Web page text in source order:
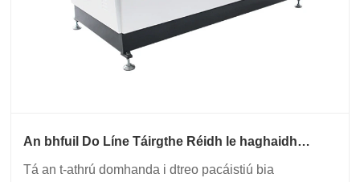
An bhfuil Do Líne Táirgthe Réidh le haghaidh
Tá an t-athrú domhanda i dtreo pacáistiú bia